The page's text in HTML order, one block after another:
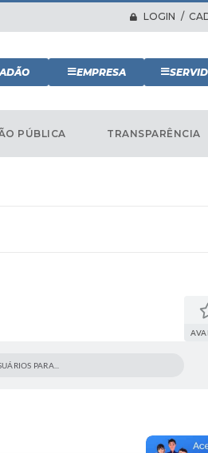
LOGIN /
EMPRESA
PÚBLICA TRANSPARÊNCIA
PARA...